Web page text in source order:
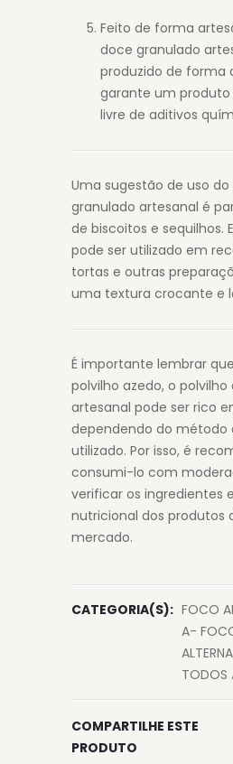
Feito de forma
doce granulado
produzido de forma
garante um
livre de aditivos
Uma sugestão de uso
granulado artesanal é
de biscoitos e sequilhos.
pode ser utilizado em
tortas e outras
uma textura crocante e
É importante lembrar
polvilho azedo, o
artesanal pode ser rico
dependendo do método
utilizado. Por isso, é
consumi-lo com
verificar os ingredientes
nutricional dos produtos
mercado.
CATEGORIA(S): FOCO
A-
TODOS
COMPARTILHE ESTE
PRODUTO